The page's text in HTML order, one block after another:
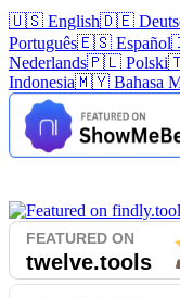
🇺🇸 English🇩🇪
Português🇪🇸 Español
Nederlands🇵🇱 Polski
Indonesia🇲🇾 Bahasa